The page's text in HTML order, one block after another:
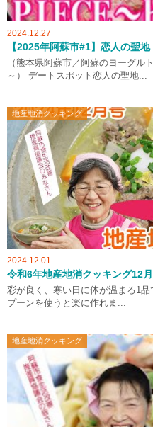
2024.12.27
【2025年阿蘇市#1】恋人の聖
（熊本県阿蘇市／阿蘇のヨーグ
～） デートスポット恋人の聖地...
地産地消クッキング
2024.12.01
令和6年地産地消クッキング12
彩が良く、寒い日に体が温まる1
プーンを使うと楽に作れま...
地産地消クッキング